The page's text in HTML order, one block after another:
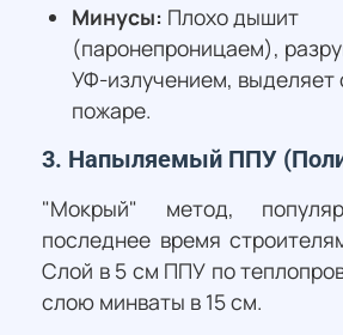
Минусы: Плохо дышит
(паронепроницаем),
УФ-излучением, выделяет
пожаре.
3. Напыляемый ППУ
"Мокрый" метод,
последнее время
Слой в 5 см ППУ по
слою минваты в 15 см.